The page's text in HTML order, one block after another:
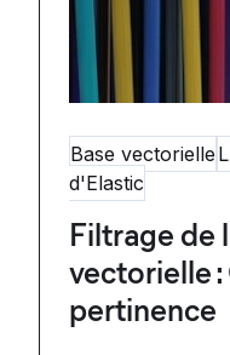
Base vectorielle
d'Elastic
Filtrage de
vectorielle :
pertinence